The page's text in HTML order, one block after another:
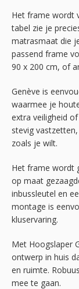
Het frame wordt
tabel zie je
matrasmaat die
passend frame
90 x 200 cm, of
Genève is
waarmee je
extra veiligheid
stevig
zoals je wilt.
Het frame wordt
op maat
inbussleutel en
montage is
kluservaring.
Met Hoogslaper
ontwerp in huis
en ruimte.
mee te gaan.